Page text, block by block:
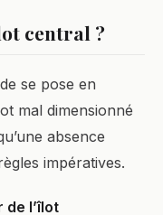
central ?
se pose en
mal dimensionné
absence
impératives.
l’îlot